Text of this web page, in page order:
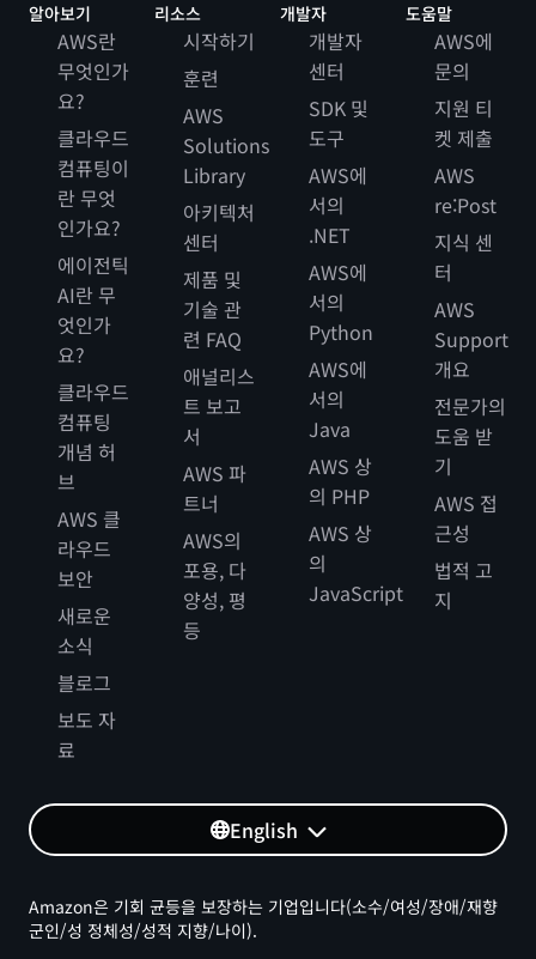
알아보기
AWS란
무엇인가
요?
클라우드
컴퓨팅이
란 무엇
인가요?
에이전틱
AI란 무
엇인가
요?
클라우드
컴퓨팅
개념 허
브
AWS 클
라우드
보안
새로운
소식
블로그
보도 자
료
리소스
시작하기
훈련
AWS
Solutions
Library
아키텍처
센터
제품 및
기술 관
련 FAQ
애널리스
트 보고
서
AWS 파
트너
AWS의
포용, 다
양성, 평
등
개발자
개발자
센터
SDK 및
도구
AWS에
서의
.NET
AWS에
서의
Python
AWS에
서의
Java
AWS 상
의 PHP
AWS 상
의
JavaScript
도움말
AWS에
문의
지원 티
켓 제출
AWS
re:Post
지식 센
터
AWS
Support
개요
전문가의
도움 받
기
AWS 접
근성
법적 고
지
English
Amazon은 기회 균등을 보장하는 기업입니다(소수/여성/장애/재향
군인/성 정체성/성적 지향/나이).